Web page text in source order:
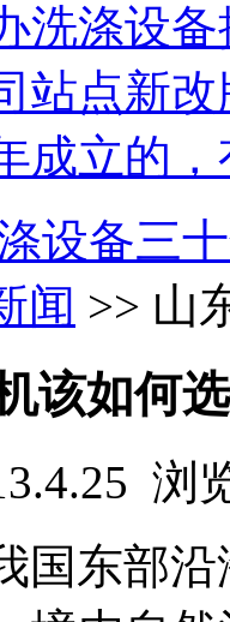
洗涤设备
站点新改
成立的，
设备三
闻 >> 山
该如何
浏
东部沿